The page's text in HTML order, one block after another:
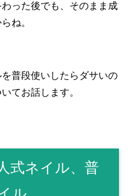
った後でも、そのまま成
ね。
普段使いしたらダサいの
てお話します。
式ネイル、普